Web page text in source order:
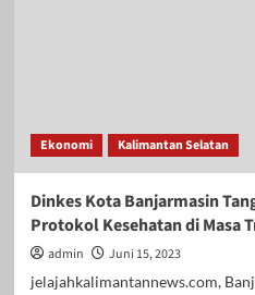
Ekonomi Kalimantan Selatan
Dinkes Kota Banjarmasin
Protokol Kesehatan di Masa
admin
Juni 15, 2023
jelajahkalimantannews.com,